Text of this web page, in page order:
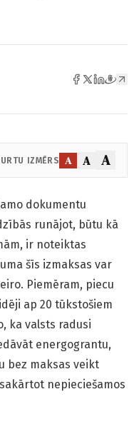
IZMĒRS A A A
dokumentu
runājot, būtu kā
ir noteiktas
šīs izmaksas var
Piemēram, piecu
ap 20 tūkstošiem
ka valsts radusi
energo­grantu,
bez maksas veikt
nepieciešamos